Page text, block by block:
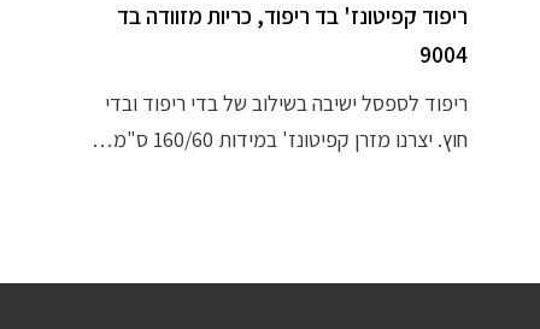
ריפוד קפיטונז' בד ריפוד, כריות מזוודה בד
9004
ריפוד לספסל ישיבה בשילוב של בדי ריפוד ובדי
חוץ. יצרנו מזרן קפיטונז' במידות 160/60 ס"מ…